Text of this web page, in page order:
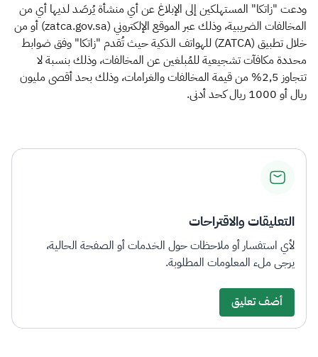
ودعت "زاتكا" المستهلكين إلى الإبلاغ عن أي منشأة يُرصَد لديها أي من
المخالفات الضريبية، وذلك عبر الموقع الإلكتروني (zatca.gov.sa) أو من
خلال تطبيق (ZATCA) للهواتف الذكية حيث تُقدم "زاتكا" وفق ضوابط
محددة مكافآت تشجيعية للمُبلغين عن المخالفات، وذلك بنسبة لا
تتجاوز 2,5% من قيمة المخالفات والغرامات، وذلك بحد أقصى مليون
ريال أو 1000 ريال كحد أدنى.
التعليقات والاقتراحات
لأي استفسار أو ملاحظات حول الخدمات أو الصفحة الحالية،
يرجى ملء المعلومات المطلوبة.
أضف تعليق